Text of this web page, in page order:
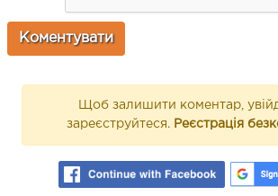
Щоб залишити коментар,
зареєструйтеся. Реєстрація